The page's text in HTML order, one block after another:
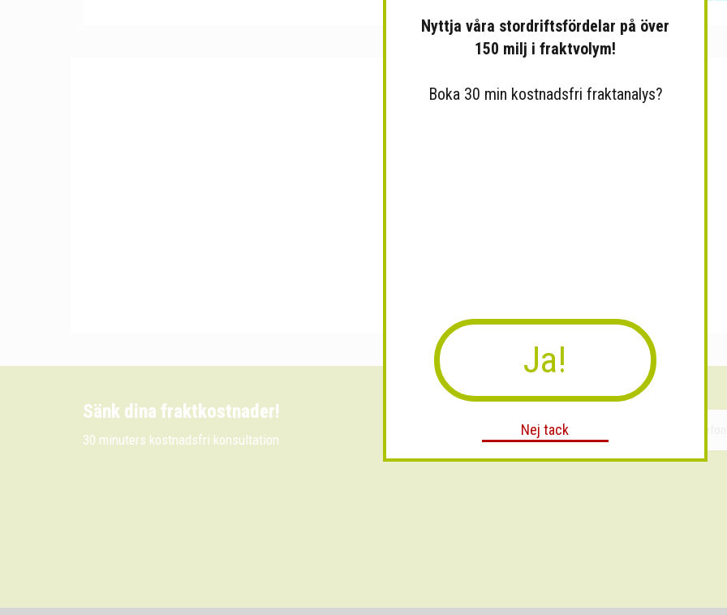
Sänk dina fraktkostnader!
30 minuters kostnadsfri konsultation
Nyttja våra stordriftsfördelar på över
150 milj i fraktvolym!
Boka 30 min kostnadsfri fraktanalys?
Ja!
Nej tack